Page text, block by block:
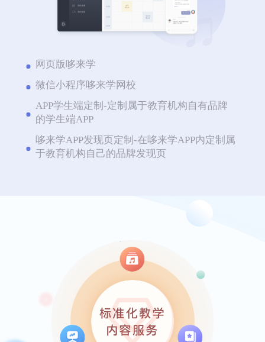
网页版哆来学
微信小程序哆来学网校
APP学生端定制-定制属于教育机构自有品牌
的学生端APP
哆来学APP发现页定制-在哆来学APP内定制属
于教育机构自己的品牌发现页